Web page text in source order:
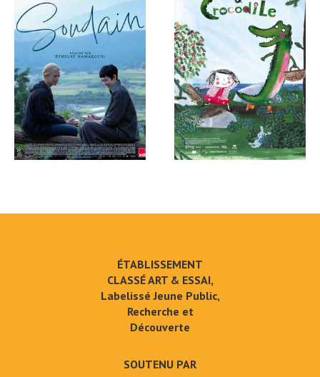
ÉTABLISSEMENT
CLASSÉ ART & ESSAI,
Labelissé Jeune Public,
Recherche et
Découverte
SOUTENU PAR